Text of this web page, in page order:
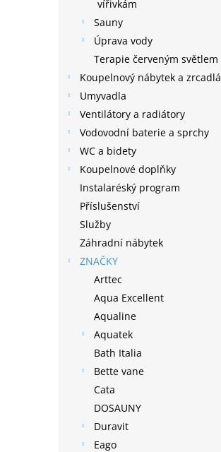
vířivkám
Sauny
Úprava vody
Terapie červeným světlem
Koupelnový nábytek a zrcadlá
Umyvadla
Ventilátory a radiátory
Vodovodní baterie a sprchy
WC a bidety
Koupelnové doplňky
Instalaréský program
Příslušenství
Služby
Záhradní nábytek
ZNAČKY
Arttec
Aqua Excellent
Aqualine
Aquatek
Bath Italia
Bette vane
Cata
DOSAUNY
Duravit
Eago